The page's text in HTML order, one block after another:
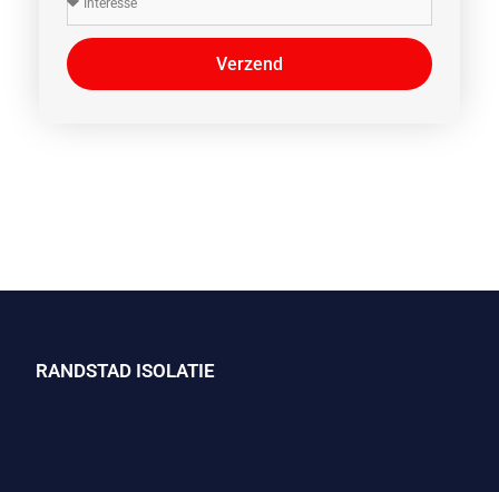
Verzend
RANDSTAD ISOLATIE